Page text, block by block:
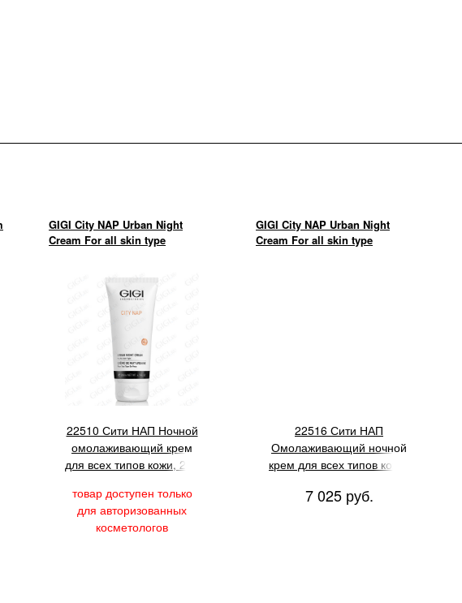
GIGI City NAP Urban Night
Cream For all skin type
22510 Сити НАП Ночной
омолаживающий крем
для всех типов кожи, 200
товар доступен только
для авторизованных
косметологов
GIGI City NAP Urban Night
Cream For all skin type
22516 Сити НАП
Омолаживающий ночной
крем для всех типов кожи,
7 025 руб.